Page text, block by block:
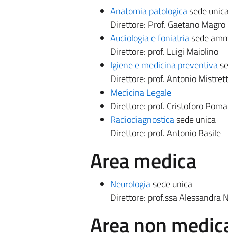
Anatomia patologicasede
Direttore: Prof. Gaetano Magro
Audiologia e foniatriasede
Direttore: prof. Luigi Maiolino
Igiene e medicina preventiva
Direttore: prof. Antonio
Medicina Legale
Direttore: prof. Cristoforo
Radiodiagnosticasede unica
Direttore: prof. Antonio Basile
Area medica
Neurologiasede unica
Direttore: prof.ssa Alessandra
Area non